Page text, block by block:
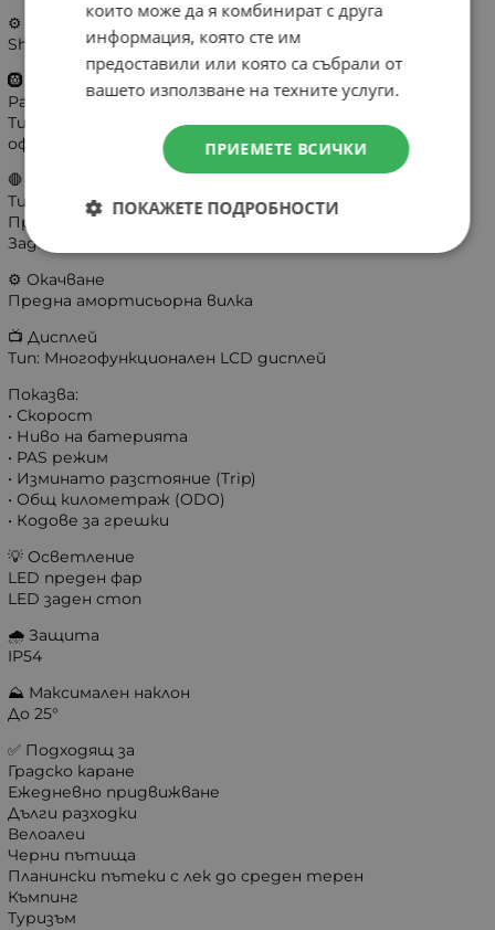
⚙️ Скорости
Shimano 7-Speed
🛞 Гуми
Размер: 26 × 3.0” FAT
Тип: Гуми с отлично сцепление за асфалт, чакъл и леки
офроуд терени
🛑 Спирачки
Тип: Хидравлични дискови
Предна: Хидравлична дискова
Задна: Хидравлична дискова
⚙️ Окачване
Предна амортисьорна вилка
📺 Дисплей
Тип: Многофункционален LCD дисплей
Показва:
• Скорост
• Ниво на батерията
• PAS режим
• Изминато разстояние (Trip)
• Общ километраж (ODO)
• Кодове за грешки
💡 Осветление
LED преден фар
LED заден стоп
🌧️ Защита
IP54
⛰️ Максимален наклон
До 25°
✅ Подходящ за
Градско каране
Ежедневно придвижване
Дълги разходки
Велоалеи
Черни пътища
Планински пътеки с лек до среден терен
Къмпинг
Туризъм
които може да я комбинират с друга
информация, която сте им
предоставили или която са събрали от
вашето използване на техните услуги.
ПРИЕМЕТЕ ВСИЧКИ
ПОКАЖЕТЕ ПОДРОБНОСТИ